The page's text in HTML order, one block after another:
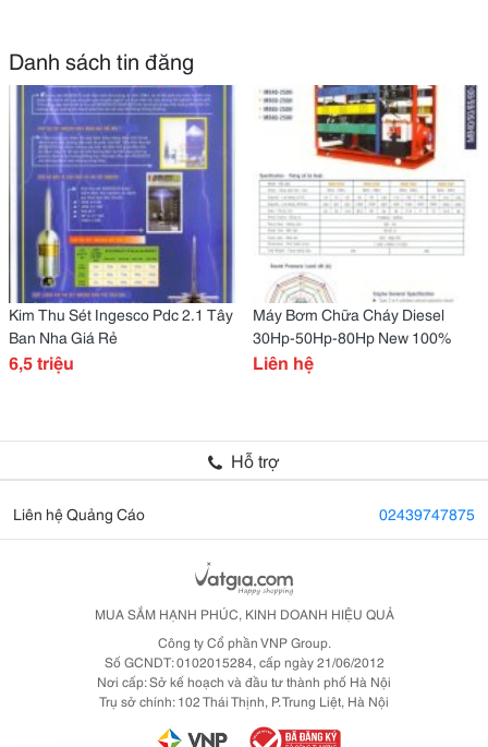
Danh sách tin đăng
Kim Thu Sét Ingesco Pdc 2.1 Tây
Ban Nha Giá Rẻ
6,5 triệu
Máy Bơm Chữa Cháy Diesel
30Hp-50Hp-80Hp New 100%
Liên hệ
Hỗ trợ
Liên hệ Quảng Cáo 02439747875
MUA SẮM HẠNH PHÚC, KINH DOANH HIỆU QUẢ
Công ty Cổ phần VNP Group.
Số GCNDT: 0102015284, cấp ngày 21/06/2012
Nơi cấp: Sở kế hoạch và đầu tư thành phố Hà Nội
Trụ sở chính: 102 Thái Thịnh, P. Trung Liệt, Hà Nội